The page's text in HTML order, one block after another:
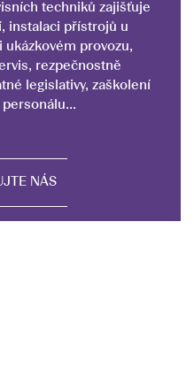
techniků zajišťuje
instalaci přístrojů u
ukázkovém provozu,
rezpečnostně
legislativy, zaškolení
NÁS